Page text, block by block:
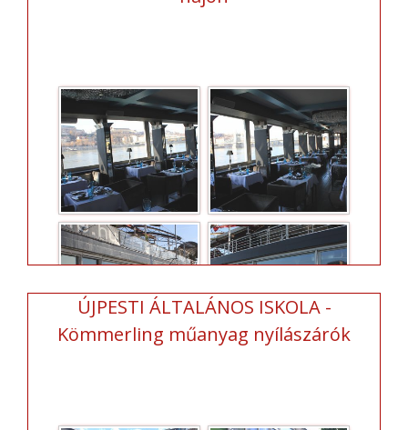
ÚJPESTI ÁLTALÁNOS ISKOLA -
Kömmerling műanyag nyílászárók